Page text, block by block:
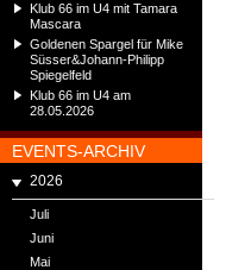
Klub 66 im U4 mit Tamara
Mascara
Goldenen Spargel für Mike
Süsser&Johann-Philipp
Spiegelfeld
Klub 66 im U4 am
28.05.2026
EVENTS-ARCHIV
2026
Juli
Juni
Mai